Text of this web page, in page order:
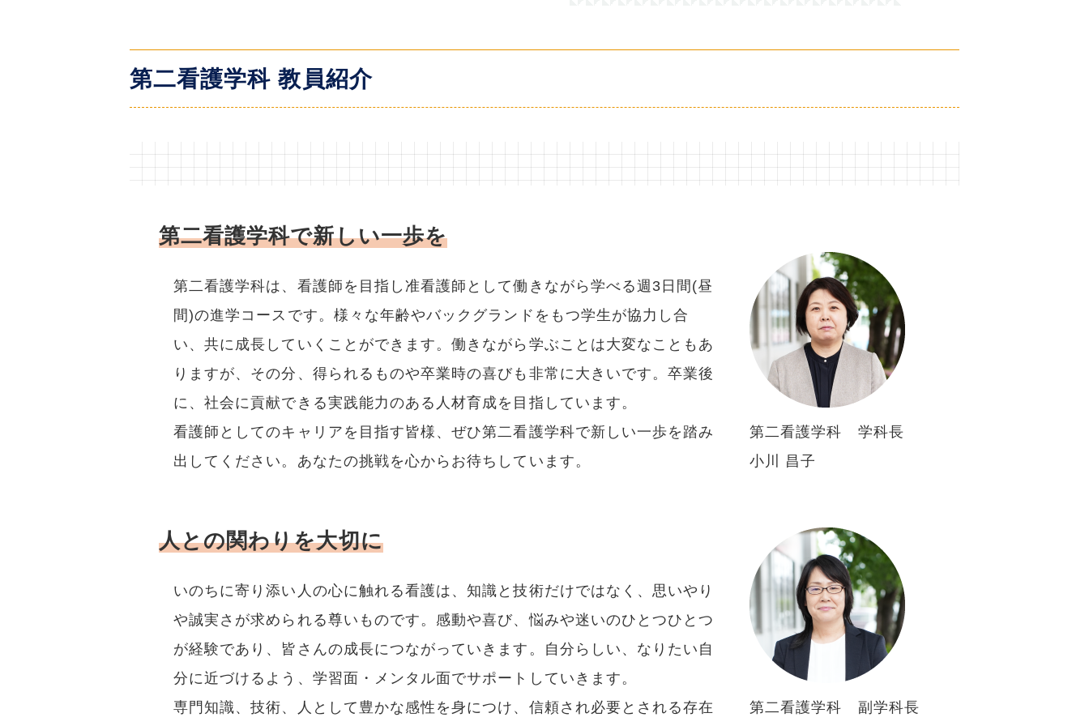
第二看護学科 教員紹介
第二看護学科で新しい一歩を
第二看護学科は、看護師を目指し准看護師として働きながら学べる週3日間(昼
間)の進学コースです。様々な年齢やバックグランドをもつ学生が協力し合
い、共に成長していくことができます。働きながら学ぶことは大変なこともあ
りますが、その分、得られるものや卒業時の喜びも非常に大きいです。卒業後
に、社会に貢献できる実践能力のある人材育成を目指しています。
看護師としてのキャリアを目指す皆様、ぜひ第二看護学科で新しい一歩を踏み
出してください。あなたの挑戦を心からお待ちしています。
第二看護学科 学科長
小川 昌子
人との関わりを大切に
いのちに寄り添い人の心に触れる看護は、知識と技術だけではなく、思いやり
や誠実さが求められる尊いものです。感動や喜び、悩みや迷いのひとつひとつ
が経験であり、皆さんの成長につながっていきます。自分らしい、なりたい自
分に近づけるよう、学習面・メンタル面でサポートしていきます。
専門知識、技術、人として豊かな感性を身につけ、信頼され必要とされる存在
第二看護学科 副学科長